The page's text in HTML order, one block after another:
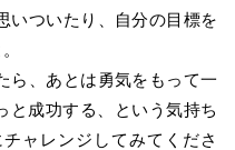
いついたり、自分の目標を
ら、あとは勇気をもって一
と成功する、という気持ち
ャレンジしてみてくださ